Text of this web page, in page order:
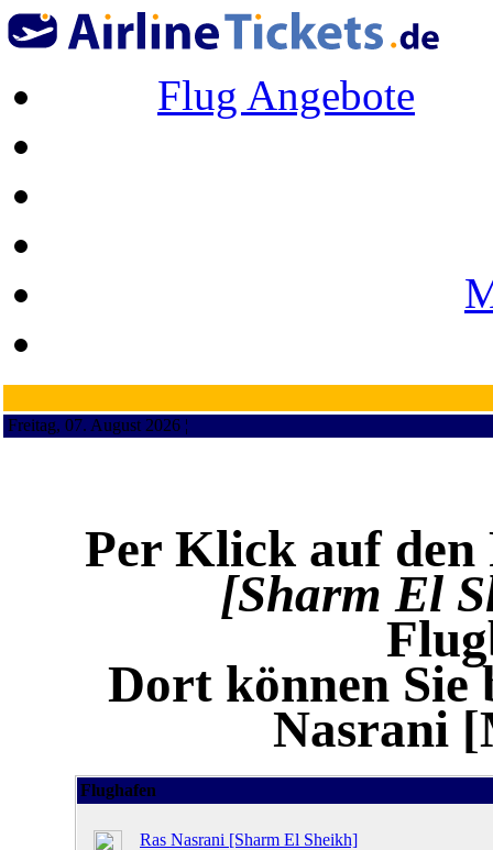
Flug Angebote
Freitag, 07. August 2026 ¦
Per Klick auf
[Sharm El
Dort können Sie
Nasrani
Flughafen
Ras Nasrani [Sharm El Sheikh]